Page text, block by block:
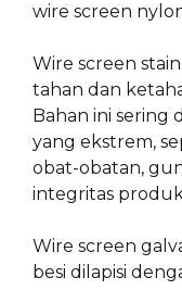
wire screen
Wire screen
tahan dan
Bahan ini sering
yang ekstrem,
obat-obatan,
integritas
Wire screen
besi dilapisi